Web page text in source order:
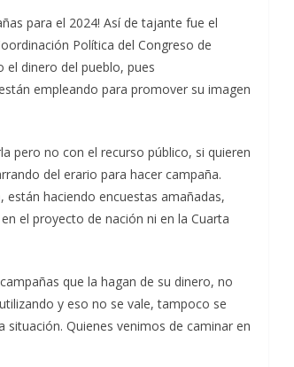
para el 2024! Así de tajante fue el
Política del Congreso de
el dinero del pueblo, pues
empleando para promover su imagen
pero no con el recurso público, si quieren
del erario para hacer campaña.
están haciendo encuestas amañadas,
el proyecto de nación ni en la Cuarta
que la hagan de su dinero, no
y eso no se vale, tampoco se
situación. Quienes venimos de caminar en